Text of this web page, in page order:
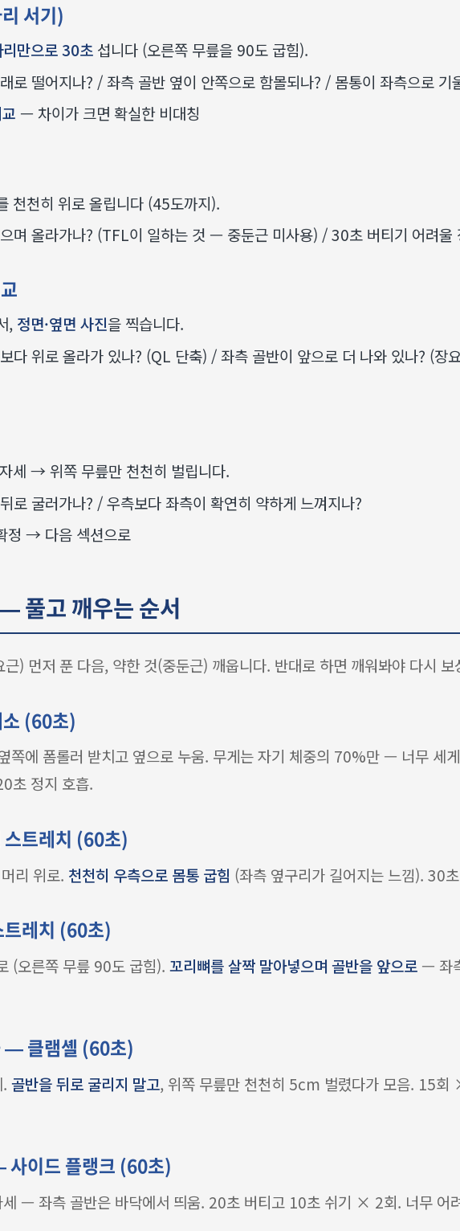
서기)
만으로 30초섭니다 (오른쪽 무릎을 90도 굽힘).
로 떨어지나? / 좌측 골반 옆이 안쪽으로 함몰되나? / 몸통이 좌측으로 기
— 차이가 크면 확실한 비대칭
천천히 위로 올립니다 (45도까지).
며 올라가나? (TFL이 일하는 것 — 중둔근 미사용) / 30초 버티기 어려울
, 정면·옆면 사진을 찍습니다.
다 위로 올라가 있나? (QL 단축) / 좌측 골반이 앞으로 더 나와 있나? (장
세 → 위쪽 무릎만 천천히 벌립니다.
로 굴러가나? / 우측보다 좌측이 확연히 약하게 느껴지나?
정 → 다음 섹션으로
풀고 깨우는 순서
근) 먼저 푼 다음, 약한 것(중둔근) 깨웁니다. 반대로 하면 깨워봐야 다시
(60초)
쪽에 폼롤러 받치고 옆으로 누움. 무게는 자기 체중의 70%만 — 너무 세
초 정지 호흡.
트레치 (60초)
리 위로. 천천히 우측으로 몸통 굽힘 (좌측 옆구리가 길어지는 느낌). 30
레치 (60초)
(오른쪽 무릎 90도 굽힘). 꼬리뼈를 살짝 말아넣으며 골반을 앞으로 — 좌
— 클램셸 (60초)
골반을 뒤로 굴리지 말고, 위쪽 무릎만 천천히 5cm 벌렸다가 모음. 15
이드 플랭크 (60초)
세 — 좌측 골반은 바닥에서 띄움. 20초 버티고 10초 쉬기 × 2회. 너무 어